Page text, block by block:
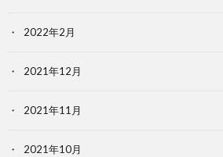
2022年2月
2021年12月
2021年11月
2021年10月